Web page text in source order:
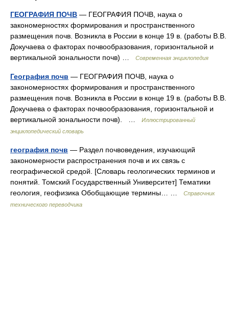
ГЕОГРАФИЯ ПОЧВ — ГЕОГРАФИЯ ПОЧВ, наука о
закономерностях формирования и пространственного
размещения почв. Возникла в России в конце 19 в. (работы В.В.
Докучаева о факторах почвообразования, горизонтальной и
вертикальной зональности почв) …
Современная энциклопедия
География почв — ГЕОГРАФИЯ ПОЧВ, наука о
закономерностях формирования и пространственного
размещения почв. Возникла в России в конце 19 в. (работы В.В.
Докучаева о факторах почвообразования, горизонтальной и
вертикальной зональности почв). …
Иллюстрированный
энциклопедический словарь
география почв — Раздел почвоведения, изучающий
закономерности распространения почв и их связь с
географической средой. [Словарь геологических терминов и
понятий. Томский Государственный Университет] Тематики
геология, геофизика Обобщающие термины… …
Справочник
технического переводчика